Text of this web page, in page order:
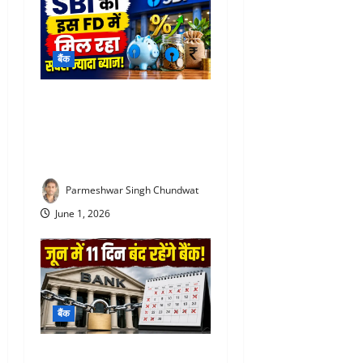
बैंक
Parmeshwar Singh Chundwat
June 1, 2026
बैंक